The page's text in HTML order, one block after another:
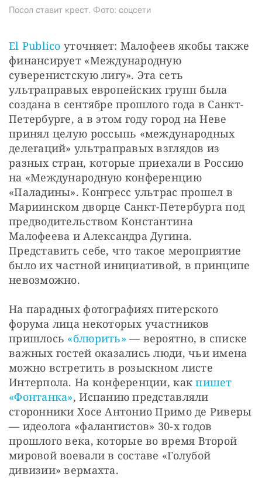
Посол ставит крест. Фото: соцсети
El Publico уточняет: Малофеев якобы также
финансирует «Международную
суверенистскую лигу». Эта сеть
ультраправых европейских групп была
создана в сентябре прошлого года в Санкт-
Петербурге, а в этом году город на Неве
принял целую россыпь «международных
делегаций» ультраправых взглядов из
разных стран, которые приехали в Россию
на «Международную конференцию
«Паладины». Конгресс ультрас прошел в
Мариинском дворце Санкт-Петербурга под
предводительством Константина
Малофеева и Александра Дугина.
Представить себе, что такое мероприятие
было их частной инициативой, в принципе
невозможно.
На парадных фотографиях питерского
форума лица некоторых участников
пришлось «блюрить» — вероятно, в списке
важных гостей оказались люди, чьи имена
можно встретить в розыскном листе
Интерпола. На конференции, как пишет
«Фонтанка», Испанию представляли
сторонники Хосе Антонио Примо де Риверы
— идеолога «фалангистов» 30-х годов
прошлого века, которые во время Второй
мировой воевали в составе «Голубой
дивизии» вермахта.